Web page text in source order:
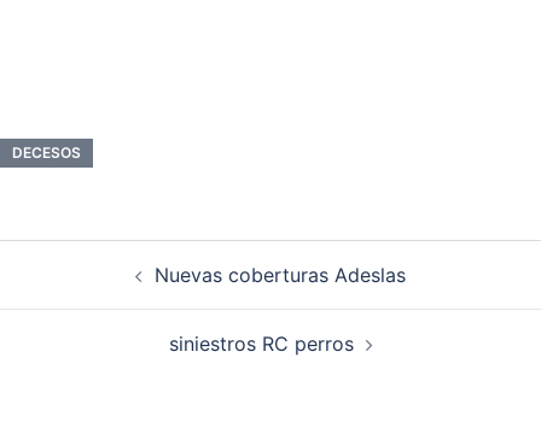
DECESOS
Nuevas coberturas Adeslas
siniestros RC perros